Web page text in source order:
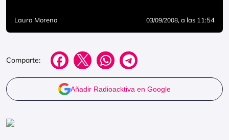
Laura Moreno 03/09/2008, a las 11:54
Comparte:
Añadir Radioacktiva en Google